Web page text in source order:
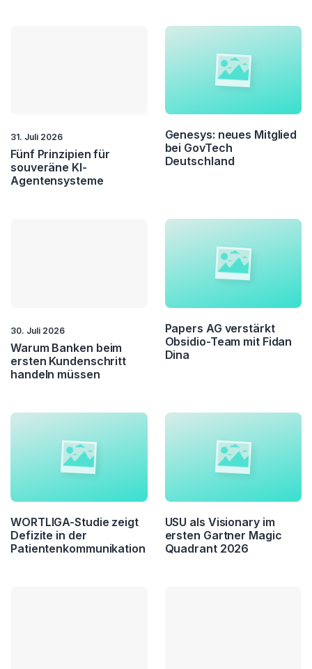
31. Juli 2026
Fünf Prinzipien für
souveräne KI-
Agentensysteme
Genesys: neues Mitglied
bei GovTech
Deutschland
30. Juli 2026
Warum Banken beim
ersten Kundenschritt
handeln müssen
Papers AG verstärkt
Obsidio-Team mit Fidan
Dina
WORTLIGA-Studie zeigt
Defizite in der
Patientenkommunikation
USU als Visionary im
ersten Gartner Magic
Quadrant 2026